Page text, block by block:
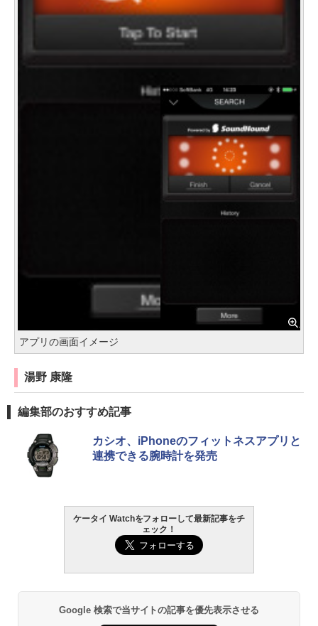
アプリの画面イメージ
湯野 康隆
編集部のおすすめ記事
カシオ、iPhoneのフィットネスアプリと
連携できる腕時計を発売
ケータイ Watchをフォローして最新記事をチ
ェック！
Google 検索で当サイトの記事を優先表示させる